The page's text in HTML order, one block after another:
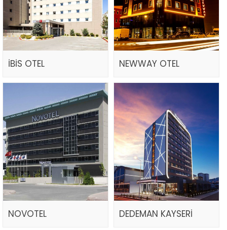
İBİS OTEL NEWWAY OTEL
NOVOTEL DEDEMAN KAYSERİ